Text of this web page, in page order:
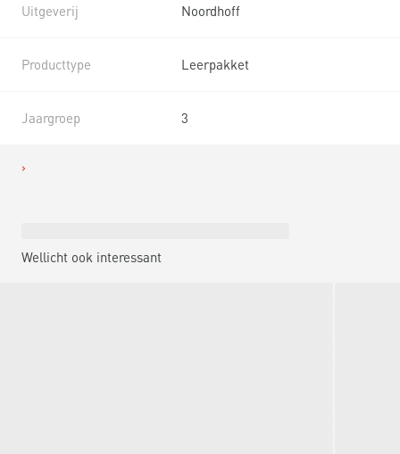
Uitgeverij Noordhoff
Producttype Leerpakket
Jaargroep 3
Wellicht ook interessant